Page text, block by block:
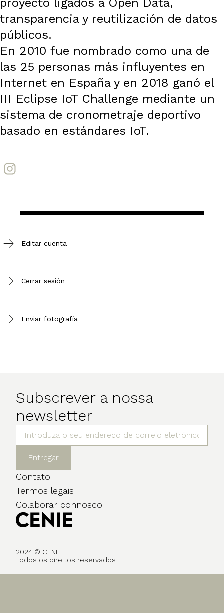
transparencia y reutilización de datos
públicos.
En 2010 fue nombrado como una de
las 25 personas más influyentes en
Internet en España y en 2018 ganó el
III Eclipse IoT Challenge mediante un
sistema de cronometraje deportivo
basado en estándares IoT.
Editar cuenta
Cerrar sesión
Enviar fotografía
Subscrever a nossa
newsletter
Entregar
Contato
Termos legais
Colaborar connosco
2024 © CENIE
Todos os direitos reservados